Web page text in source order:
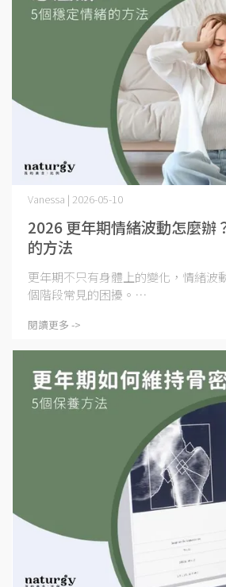
2026 更年期情緒波動怎麼辦
的方法
Vanessa | 2026-05-10
更年期不只有身體上的變化，情緒波
個階段常見的困擾。⋯
閱讀更多 ->